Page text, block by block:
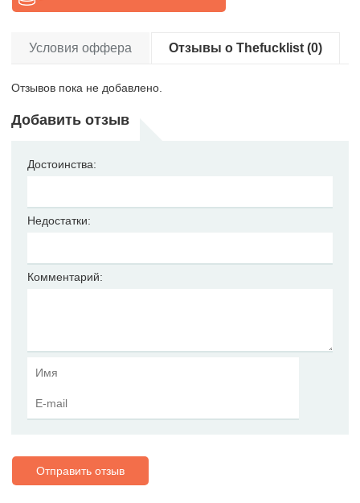
Условия оффера Отзывы о Thefucklist (0)
Отзывов пока не добавлено.
Добавить отзыв
Достоинства:
Недостатки:
Комментарий:
Отправить отзыв